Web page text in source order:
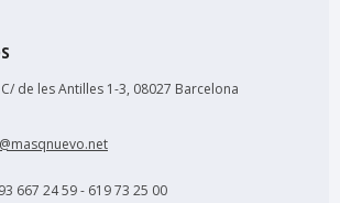
C/ de les Antilles 1-3, 08027 Barcelona
93 667 24 59 - 619 73 25 00